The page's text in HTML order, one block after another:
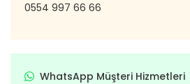
0554 997 66 66
WhatsApp Müşteri Hizmetleri